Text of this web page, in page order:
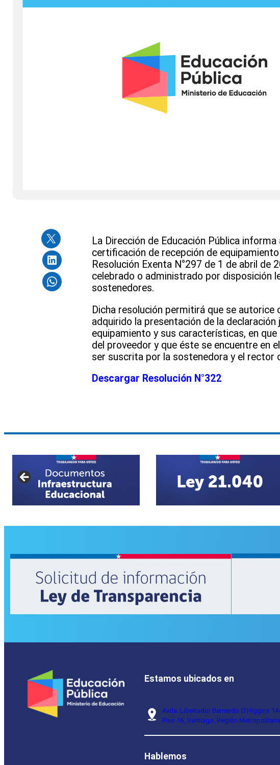
La Dirección de Educación Pública
certificación de recepción de
Resolución Exenta N°297 de 1 de abril de
celebrado o administrado por disposición
sostenedores.
Dicha resolución permitirá que se
adquirido la presentación de la
equipamiento y sus características, en
del proveedor y que éste se encuentre en
ser suscrita por la sostenedora y el rector
Descargar Resolución N°322
Estamos ubicados en
Avda. Libertador Bernardo O’Higgins
Piso 16, Santiago, Región Metropolitana.
Hablemos